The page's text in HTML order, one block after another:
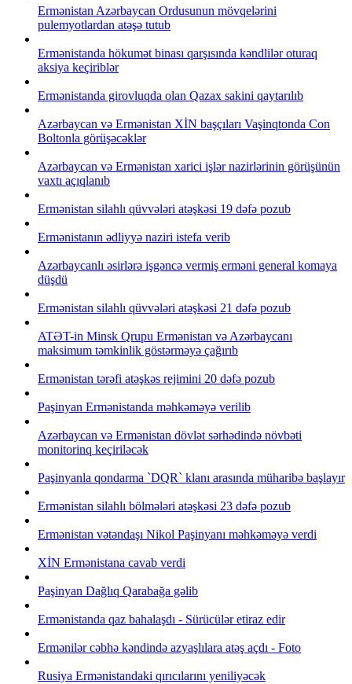
Ermənistan Azərbaycan Ordusunun mövqelərini
pulemyotlardan atəşə tutub
Ermənistanda hökumət binası qarşısında kəndlilər oturaq
aksiya keçiriblər
Ermənistanda girovluqda olan Qazax sakini qaytarılıb
Azərbaycan və Ermənistan XİN başçıları Vaşinqtonda Con
Boltonla görüşəcəklər
Azərbaycan və Ermənistan xarici işlər nazirlərinin görüşünün
vaxtı açıqlanıb
Ermənistan silahlı qüvvələri atəşkəsi 19 dəfə pozub
Ermənistanın ədliyyə naziri istefa verib
Azərbaycanlı əsirlərə işgəncə vermiş erməni general komaya
düşdü
Ermənistan silahlı qüvvələri atəşkəsi 21 dəfə pozub
ATƏT-in Minsk Qrupu Ermənistan və Azərbaycanı
maksimum təmkinlik göstərməyə çağırıb
Ermənistan tərəfi atəşkəs rejimini 20 dəfə pozub
Paşinyan Ermənistanda məhkəməyə verilib
Azərbaycan və Ermənistan dövlət sərhədində növbəti
monitorinq keçiriləcək
Paşinyanla qondarma `DQR` klanı arasında müharibə başlayır
Ermənistan silahlı bölmələri atəşkəsi 23 dəfə pozub
Ermənistan vətəndaşı Nikol Paşinyanı məhkəməyə verdi
XİN Ermənistana cavab verdi
Paşinyan Dağlıq Qarabağa gəlib
Ermənistanda qaz bahalaşdı - Sürücülər etiraz edir
Ermənilər cəbhə kəndində azyaşlılara atəş açdı - Foto
Rusiya Ermənistandaki qırıcılarını yeniliyəcək